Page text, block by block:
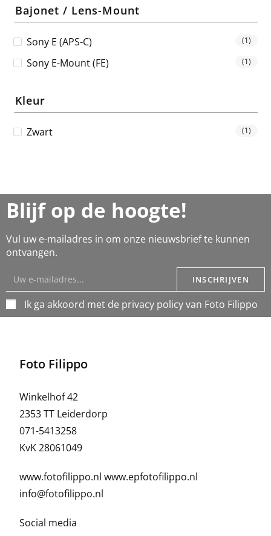
Bajonet / Lens-Mount
Sony E (APS-C) (1)
Sony E-Mount (FE) (1)
Kleur
Zwart (1)
Blijf op de hoogte!
Vul uw e-mailadres in om onze nieuwsbrief te kunnen
ontvangen.
Ik ga akkoord met de privacy policy van Foto Filippo
INSCHRIJVEN
Foto Filippo
Winkelhof 42
2353 TT Leiderdorp
071-5413258
KvK 28061049
www.fotofilippo.nlwww.epfotofilippo.nl
info@fotofilippo.nl
Social media